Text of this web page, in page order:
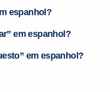
espanhol?
em espanhol?
em espanhol?